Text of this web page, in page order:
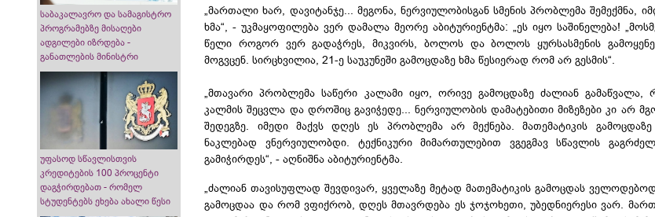
საბაკალავრო და სამაგისტრო
პროგრამებზე მისაღები
ადგილები იზრდება -
განათლების მინისტრი
უფასოდ სწავლისთვის
კრედიტების 100 პროცენტი
დაგჭირდებათ - რომელ
სტუდენტებს ეხება ახალი წესი
„მართალი ხარ, დავიტანჯე... მეგონა, ნერვიულობისგან სმენის პრობლემა შემექმნა,
ხმა“, - უკმაყოფილება ვერ დამალა მეორე აბიტურიენტმა: „ეს იყო საშინელება!
წელი როგორ ვერ გადაჭრეს, მიკვირს, ბოლოს და ბოლოს ყურსასმენის
მოგვცენ. სირცხვილია, 21-ე საუკუნეში გამოცდაზე ხმა წესიერად რომ არ გესმის“.
„მთავარი პრობლემა საწერი კალამი იყო, ორივე გამოცდაზე ძალიან გამაწვალა,
კალმის შეცვლა და დროშიც გავიჭედე... ნერვიულობის დამატებითი მიზეზები კი არ
შედეგზე. იმედი მაქვს დღეს ეს პრობლემა არ მექნება. მათემატიკის
ნაკლებად ვნერვიულობდი. ტექნიკური მიმართულებით ვგეგმავ სწავლის
გამიჭირდეს“, - აღნიშნა აბიტურიენტმა.
„ძალიან თავისუფლად შევდივარ, ყველაზე მეტად მათემატიკის გამოცდას
გამოცდაა და რომ ვფიქრობ, დღეს მთავრდება ეს ჯოჯოხეთი, უბედნიერესი ვარ.